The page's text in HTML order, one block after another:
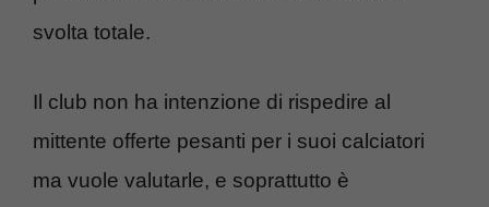
svolta totale.
Il club non ha intenzione di rispedire al
mittente offerte pesanti per i suoi calciatori
ma vuole valutarle, e soprattutto è